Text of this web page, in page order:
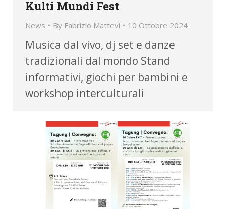
Kulti Mundi Fest
News By Fabrizio Mattevi 10 Ottobre 2024
Musica dal vivo, dj set e danze
tradizionali dal mondo Stand
informativi, giochi per bambini e
workshop interculturali